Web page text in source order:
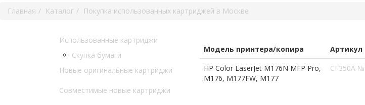
Главная Каталог Покупка использованных картриджей в Москве
Использованные картриджи
Скупка бумаги
Новые оригинальные картриджи
Совместимые новые картриджи
Модель принтера/копира Артикул
HP Color LaserJet M176N MFP Pro,
M176, M177FW, M177
CF350A